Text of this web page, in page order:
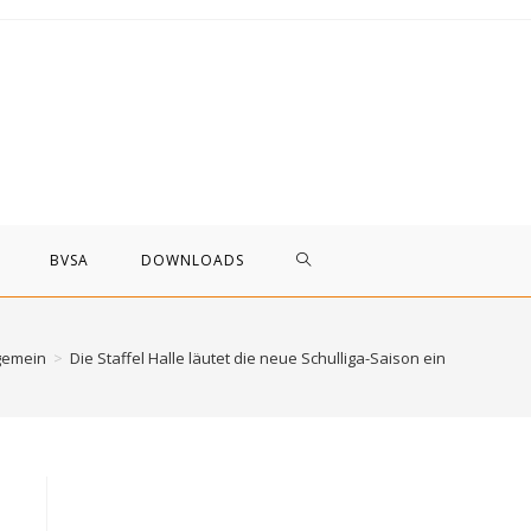
BVSA DOWNLOADS WEBSITE-
> Die Staffel Halle läutet die neue Schulliga-Saison ein